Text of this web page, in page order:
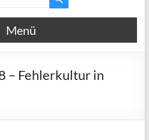
Menü
– Fehlerkultur in